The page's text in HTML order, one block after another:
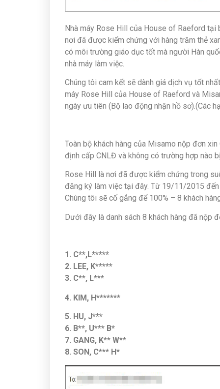
Nhà máy Rose Hill của House of Raeford tại
nơi đã được kiểm chứng với hàng trăm thẻ
có môi trường giáo dục tốt mà người Hàn
nhà máy làm việc.
Chúng tôi cam kết sẽ dành giá dịch vụ tốt
máy Rose Hill của House of Raeford và
ngày ưu tiên (Bộ lao động nhận hồ sơ).(Các
Toàn bộ khách hàng của Misamo nộp đơn
định cấp CNLĐ và không có trường hợp nào
Rose Hill là nơi đã được kiểm chứng trong
đăng ký làm việc tại đây. Từ 19/11/2015
Chúng tôi sẽ cố gắng để 100% – 8 khách
Dưới đây là danh sách 8 khách hàng đã nộp
1. C**,L*****
2. LEE, K*****
3. C**, L***
4. KIM, H*******
5. HU, J***
6. B**, U*** B*
7. GANG, K** W**
8. SON, C*** H*